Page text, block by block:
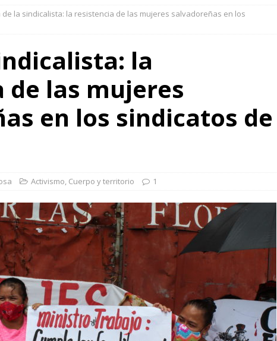
de la sindicalista: la resistencia de las mujeres salvadoreñas en los
la
de las mujeres
en los sindicatos de
Activismo, Cuerpo y territorio 1